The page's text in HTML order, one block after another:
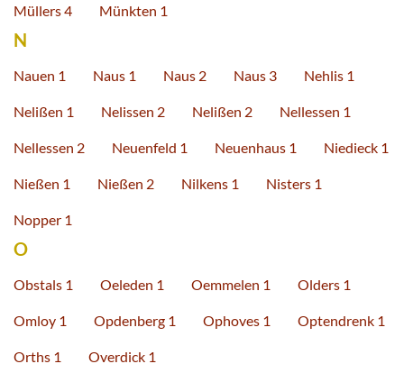
Müllers 4 Münkten 1
N
Nauen 1 Naus 1 Naus 2 Naus 3 Nehlis 1
Nelißen 1 Nelissen 2 Nelißen 2 Nellessen 1
Nellessen 2 Neuenfeld 1 Neuenhaus 1 Niedieck 1
Nießen 1 Nießen 2 Nilkens 1 Nisters 1
Nopper 1
O
Obstals 1 Oeleden 1 Oemmelen 1 Olders 1
Omloy 1 Opdenberg 1 Ophoves 1 Optendrenk 1
Orths 1 Overdick 1